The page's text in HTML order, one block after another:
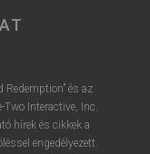
Redemption” és az
Interactive, Inc.
hírek és cikkek a
engedélyezett.